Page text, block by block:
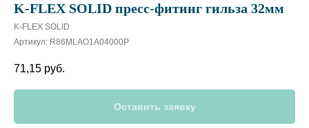
K-FLEX SOLID пресс-фитинг гильза 32мм
K-FLEX SOLID
Артикул: R86MLAO1A04000P
71,15 руб.
Оставить заявку